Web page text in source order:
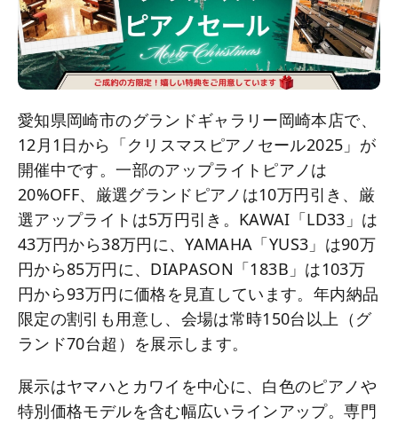
愛知県岡崎市のグランドギャラリー岡崎本店で、
12月1日から「クリスマスピアノセール2025」が
開催中です。一部のアップライトピアノは
20%OFF、厳選グランドピアノは10万円引き、厳
選アップライトは5万円引き。KAWAI「LD33」は
43万円から38万円に、YAMAHA「YUS3」は90万
円から85万円に、DIAPASON「183B」は103万
円から93万円に価格を見直しています。年内納品
限定の割引も用意し、会場は常時150台以上（グ
ランド70台超）を展示します。
展示はヤマハとカワイを中心に、白色のピアノや
特別価格モデルを含む幅広いラインアップ。専門